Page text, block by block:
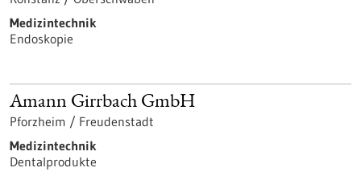
Medizintechnik
Endoskopie
Amann Girrbach GmbH
Pforzheim / Freudenstadt
Medizintechnik
Dentalprodukte